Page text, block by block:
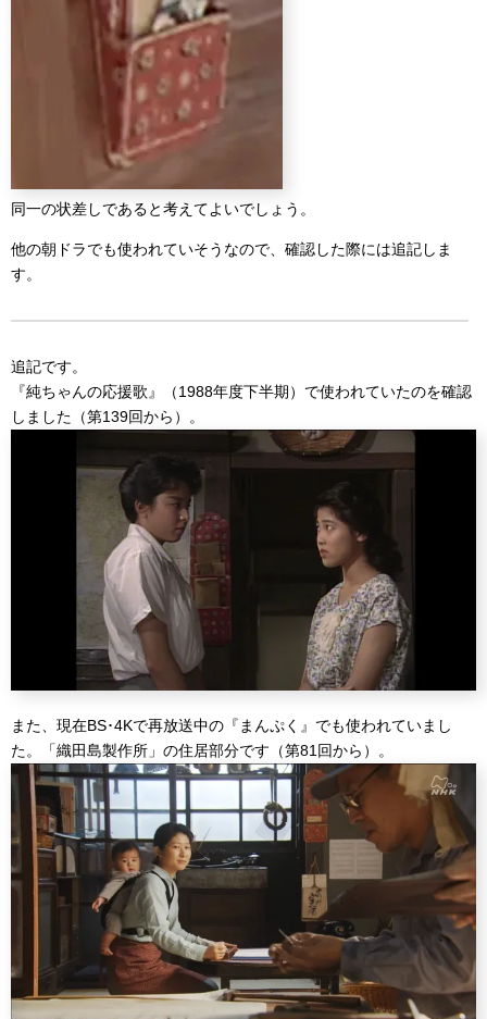
同一の状差しであると考えてよいでしょう。
他の朝ドラでも使われていそうなので、確認した際には追記しま
す。
追記です。
『純ちゃんの応援歌』（1988年度下半期）で使われていたのを確認
しました（第139回から）。
また、現在BS･4Kで再放送中の『まんぷく』でも使われていまし
た。「織田島製作所」の住居部分です（第81回から）。